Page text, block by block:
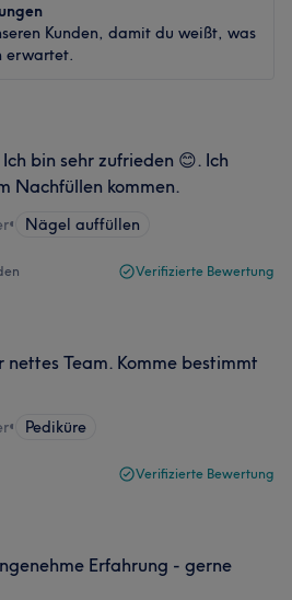
Kunden, damit du weißt, was
erwartet.
bin sehr zufrieden 😊. Ich
Nachfüllen kommen.
• Nägel auffüllen
Verifizierte Bewertung
Team. Komme bestimmt
• Pediküre
Verifizierte Bewertung
Erfahrung - gerne